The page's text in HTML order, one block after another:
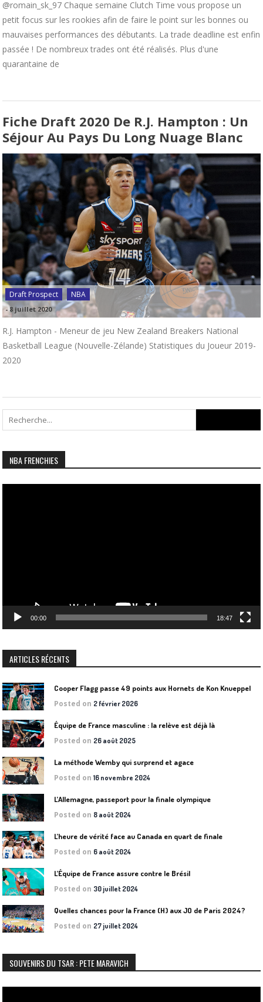
@romain_sk_97 Chaque semaine Clutch Time vous propose un
petit focus sur les rookies afin de faire le point sur les bonnes ou
mauvaises performances des débutants. La trade deadline est enfin
passée ! De nombreux trades ont été réalisés. Plus d'une
quarantaine de
Fiche Draft 2020 De R.J. Hampton : Un
Séjour Au Pays Du Long Nuage Blanc
Draft Prospect NBA
-8 juillet 2020
R.J. Hampton - Meneur de jeu New Zealand Breakers National
Basketball League (Nouvelle-Zélande) Statistiques du Joueur 2019-
2020
for:
NBA FRENCHIES
00:00 18:47
ARTICLES RÉCENTS
Cooper Flagg passe 49 points aux Hornets de Kon Knueppel
Posted on 2 février 2026
Équipe de France masculine : la relève est déjà là
Posted on 26 août 2025
La méthode Wemby qui surprend et agace
Posted on16 novembre 2024
L’Allemagne, passeport pour la finale olympique
Posted on 8 août 2024
L’heure de vérité face au Canada en quart de finale
Posted on 6 août 2024
L’Équipe de France assure contre le Brésil
Posted on 30 juillet 2024
Quelles chances pour la France (H) aux JO de Paris 2024?
Posted on 27 juillet 2024
SOUVENIRS DU TSAR : PETE MARAVICH